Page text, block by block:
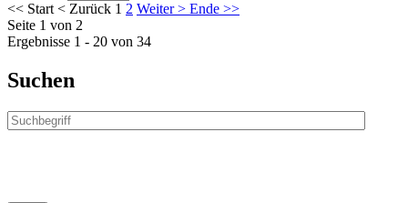
<< Start < Zurück 1 2 Weiter> Ende >>
Seite 1 von 2
Ergebnisse 1 - 20 von 34
Suchen